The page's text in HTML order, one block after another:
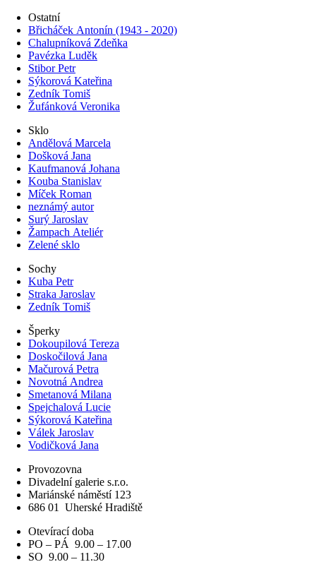
Ostatní
Břicháček Antonín (1943 - 2020)
Chalupníková Zdeňka
Pavézka Luděk
Stibor Petr
Sýkorová Kateřina
Zedník Tomiš
Žufánková Veronika
Sklo
Andělová Marcela
Došková Jana
Kaufmanová Johana
Kouba Stanislav
Míček Roman
neznámý autor
Surý Jaroslav
Žampach Ateliér
Zelené sklo
Sochy
Kuba Petr
Straka Jaroslav
Zedník Tomiš
Šperky
Dokoupilová Tereza
Doskočilová Jana
Mačurová Petra
Novotná Andrea
Smetanová Milana
Spejchalová Lucie
Sýkorová Kateřina
Válek Jaroslav
Vodičková Jana
Provozovna
Divadelní galerie s.r.o.
Mariánské náměstí 123
686 01
Uherské Hradiště
Otevírací doba
PO – PÁ 9.00 – 17.00
SO 9.00 – 11.30